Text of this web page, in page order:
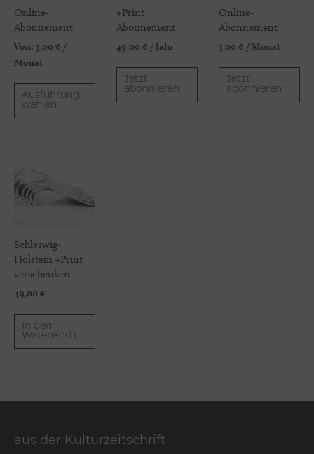
Online-
Abonnement
Von: 3,00 € /
Monat
Ausführung
wählen
+Print
Abonnement
49,00 € / Jahr
Jetzt
abonnieren
Online-
Abonnement
3,00 € / Monat
Jetzt
abonnieren
Schleswig-
Holstein +Print
verschenken
49,00 €
In den
Warenkorb
aus der Kulturzeitschrift